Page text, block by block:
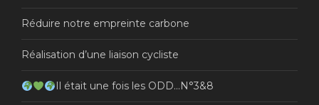
Réduire notre empreinte carbone
Réalisation d’une liaison cycliste
Il était une fois les ODD…N°3&8